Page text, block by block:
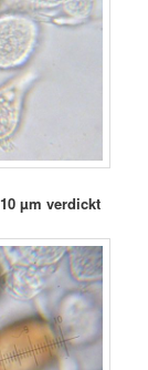
µm verdickt